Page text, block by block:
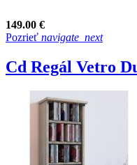
149.00 €
Pozrieť navigate_next
Cd Regál Vetro